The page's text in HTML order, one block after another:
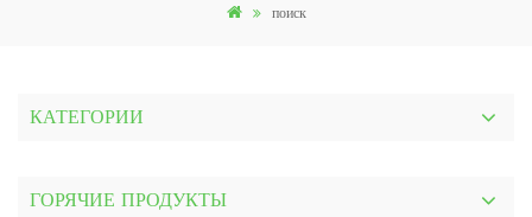
поиск
КАТЕГОРИИ
ГОРЯЧИЕ ПРОДУКТЫ